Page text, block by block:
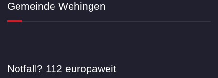
Gemeinde Wehingen
Notfall? 112 europaweit